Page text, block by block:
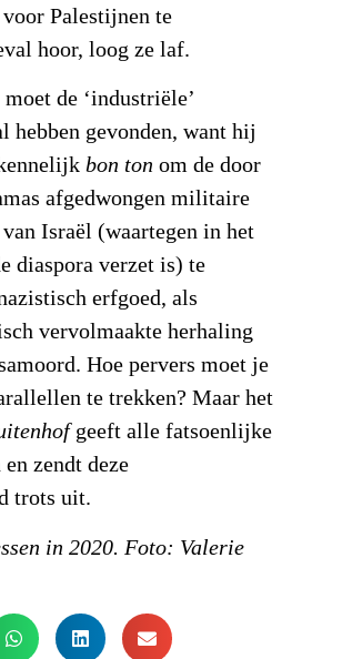
Palestijnen te
hoor, loog ze laf.
de ‘industriële’
hebben gevonden, want hij
bon ton om de door
afgedwongen militaire
Israël (waartegen in het
diaspora verzet is) te
erfgoed, als
vervolmaakte herhaling
Hoe pervers moet je
te trekken? Maar het
geeft alle fatsoenlijke
zendt deze
trots uit.
in 2020. Foto: Valerie